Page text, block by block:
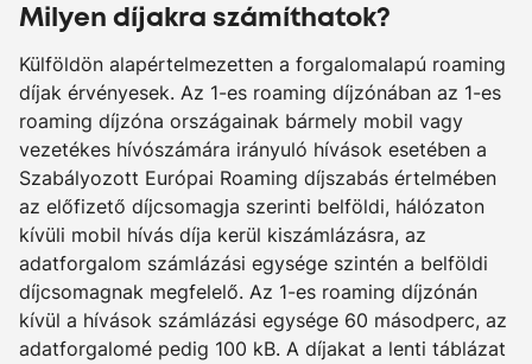
Milyen díjakra számíthatok?
Külföldön alapértelmezetten a forgalomalapú roaming
díjak érvényesek. Az 1-es roaming díjzónában az 1-es
roaming díjzóna országainak bármely mobil vagy
vezetékes hívószámára irányuló hívások esetében a
Szabályozott Európai Roaming díjszabás értelmében
az előfizető díjcsomagja szerinti belföldi, hálózaton
kívüli mobil hívás díja kerül kiszámlázásra, az
adatforgalom számlázási egysége szintén a belföldi
díjcsomagnak megfelelő. Az 1-es roaming díjzónán
kívül a hívások számlázási egysége 60 másodperc, az
adatforgalomé pedig 100 kB. A díjakat a lenti táblázat